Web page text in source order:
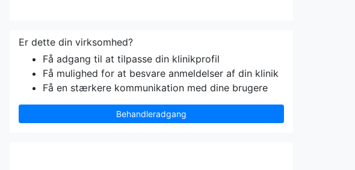
Er dette din virksomhed?
Få adgang til at tilpasse din klinikprofil
Få mulighed for at besvare anmeldelser af din klinik
Få en stærkere kommunikation med dine brugere
Behandleradgang